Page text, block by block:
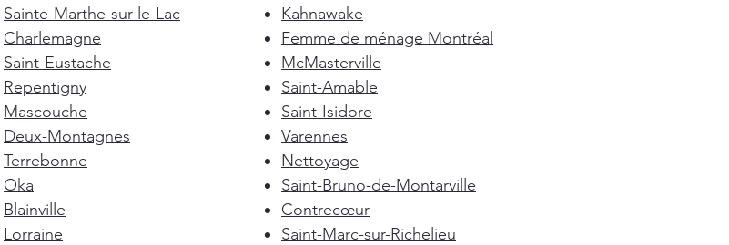
Sainte-Marthe-sur-le-Lac
Charlemagne
Saint-Eustache
Repentigny
Mascouche
Deux-Montagnes
Terrebonne
Oka
Blainville
Lorraine
Kahnawake
Femme de ménage Montréal
McMasterville
Saint-Amable
Saint-Isidore
Varennes
Nettoyage
Saint-Bruno-de-Montarville
Contrecœur
Saint-Marc-sur-Richelieu